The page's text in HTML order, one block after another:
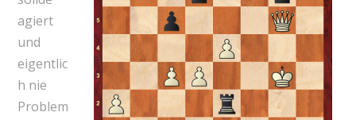
agiert
und
eigentlic
h nie
Problem